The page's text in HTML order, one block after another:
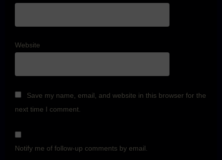
Website
Save my name, email, and website in this browser for the
next time I comment.
Notify me of follow-up comments by email.